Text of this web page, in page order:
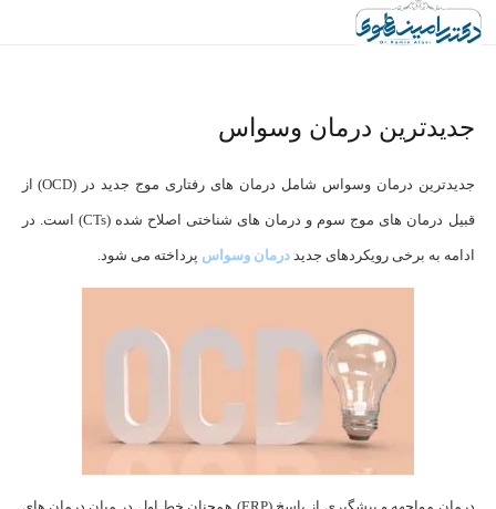
جدیدترین درمان وسواس
جدیدترین درمان وسواس شامل درمان های رفتاری موج جدید در (OCD) از
قبیل درمان های موج سوم و درمان های شناختی اصلاح شده (CTs) است. در
ادامه به برخی رویکردهای جدیددرمان وسواس پرداخته می شود.